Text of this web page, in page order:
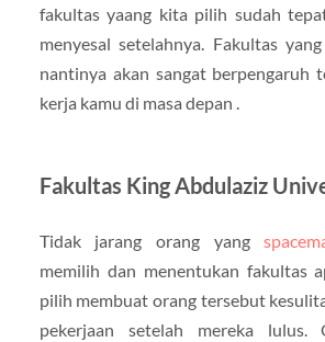
fakultas yaang kita pilih sudah
menyesal setelahnya. Fakultas
nantinya akan sangat berpengaruh
kerja kamu di masa depan .
Fakultas King Abdulaziz
Tidak jarang orang yang
memilih dan menentukan fakultas
pilih membuat orang tersebut
pekerjaan setelah mereka